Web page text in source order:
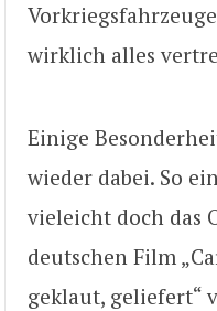
wirklich alles
Einige
wieder dabei. So
vieleicht doch das
deutschen Film
geklaut, geliefert“